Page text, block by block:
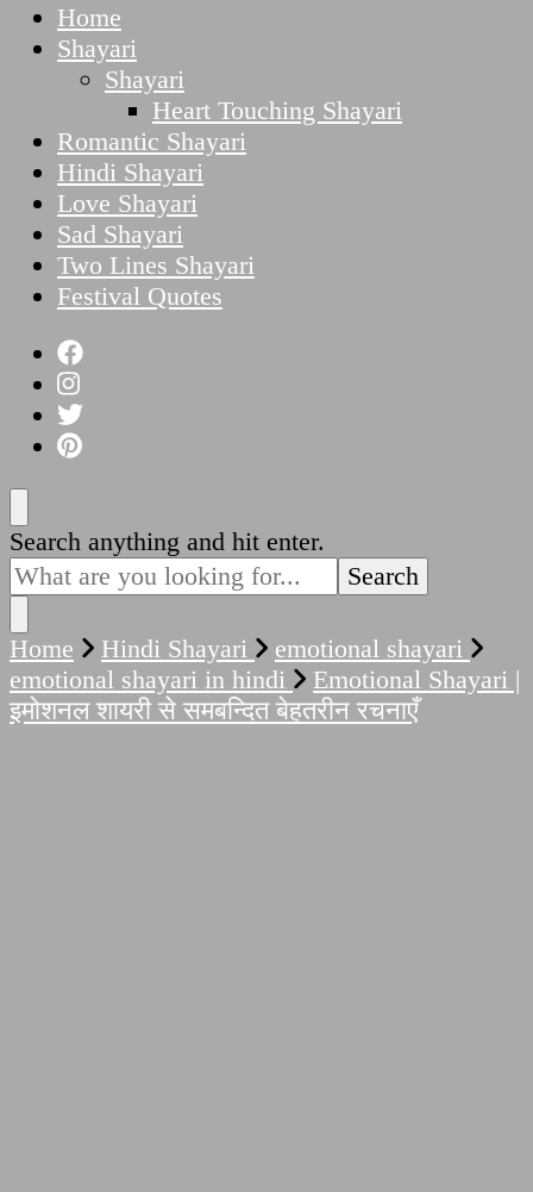
SoulfulShayari.in
Soulful Shayari – Love, Sad, and Heart Touching
Poetries
Home
Shayari
Shayari
Heart Touching Shayari
Romantic Shayari
Hindi Shayari
Love Shayari
Sad Shayari
Two Lines Shayari
Festival Quotes
Looking
for
Something?
Search anything and hit enter.
Home Hindi Shayari
emotional shayari
emotional shayari in hindi
Emotional Shayari |
इमोशनल शायरी से समबन्दित बेहतरीन रचनाएँ